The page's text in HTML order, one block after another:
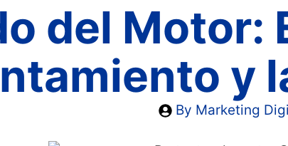
del Motor:
y
By Marketing